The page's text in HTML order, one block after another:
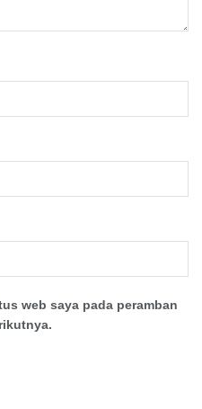
web saya pada peramban